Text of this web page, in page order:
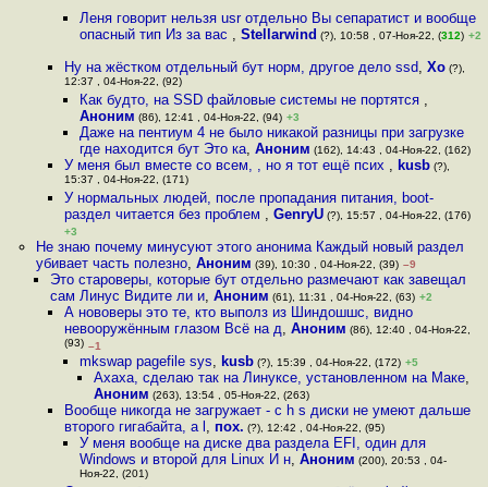
Леня говорит нельзя usr отдельно Вы сепаратист и вообще
опасный тип Из за вас , Stellarwind (?), 10:58 , 07-Ноя-22, (312) +2
Ну на жёстком отдельный бут норм, другое дело ssd,Xo (?),
12:37 , 04-Ноя-22, (92)
Как будто, на SSD файловые системы не портятся ,
Аноним (86), 12:41 , 04-Ноя-22, (94) +3
Даже на пентиум 4 не было никакой разницы при загрузке
где находится бут Это ка, Аноним (162), 14:43 , 04-Ноя-22, (162)
У меня был вместе со всем, , но я тот ещё псих , kusb (?),
15:37 , 04-Ноя-22, (171)
У нормальных людей, после пропадания питания, boot-
раздел читается без проблем ,GenryU (?), 15:57 , 04-Ноя-22, (176)
+3
Не знаю почему минусуют этого анонима Каждый новый раздел
убивает часть полезно, Аноним (39), 10:30 , 04-Ноя-22, (39) –9
Это староверы, которые бут отдельно размечают как завещал
сам Линус Видите ли и, Аноним (61), 11:31 , 04-Ноя-22, (63) +2
А нововеры это те, кто выполз из Шиндошшс, видно
невооружённым глазом Всё на д,Аноним (86), 12:40 , 04-Ноя-22,
(93) –1
mkswap pagefile sys, kusb(?), 15:39 , 04-Ноя-22, (172) +5
Ахаха, сделаю так на Линуксе, установленном на Маке,
Аноним (263), 13:54 , 05-Ноя-22, (263)
Вообще никогда не загружает - c h s диски не умеют дальше
второго гигабайта, а l , пох. (?), 12:42 , 04-Ноя-22, (95)
У меня вообще на диске два раздела EFI, один для
Windows и второй для Linux И н, Аноним (200), 20:53 , 04-
Ноя-22, (201)